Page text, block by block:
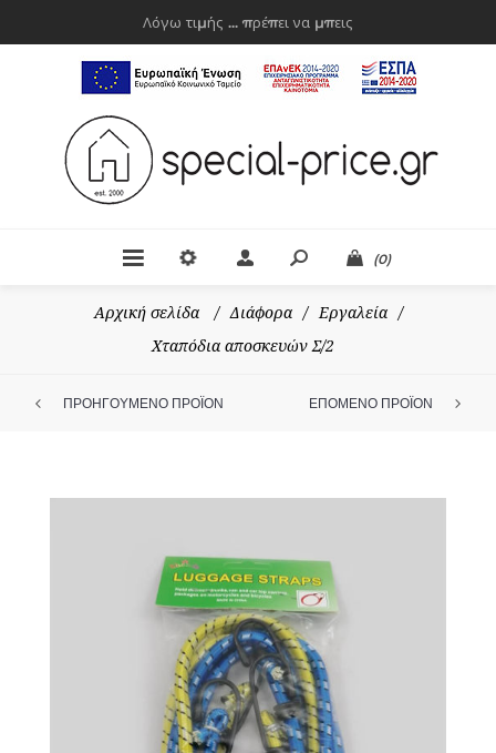
Λόγω τιμής ... πρέπει να μπεις
(0)
Αρχική σελίδα / Διάφορα / Εργαλεία
/
Χταπόδια αποσκευών Σ/2
ΠΡΟΗΓΟΥΜΕΝΟ ΠΡΟΪΟΝ ΕΠΟΜΕΝΟ ΠΡΟΪΟΝ